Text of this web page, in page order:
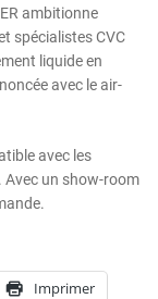
ambitionne
spécialistes CVC
liquide en
avec le air-
avec les
Avec un show-room
Imprimer